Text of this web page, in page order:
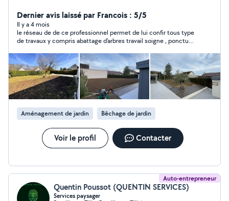
verts
Dernier avis laissé par Francois : 5/5
Il y a 4 mois
le réseau de de ce professionnel permet de lui confir tous type
de travaux y compris abattage d'arbres travail soigne , ponctuel
Aménagement de jardin Bêchage de jardin
Voir le profil Contacter
Auto-entrepreneur
Quentin Poussot (QUENTIN SERVICES)
Services paysager